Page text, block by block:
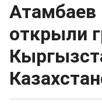
Атамбаев
открыли